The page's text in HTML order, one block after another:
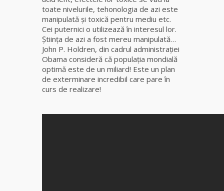
Morgana,
magiei
negre
Tămăduitoarea
Elena
toate nivelurile, tehonologia de azi este
manipulată şi toxică pentru mediu etc.
Cei puternici o utilizează în interesul lor.
Ştiinţa de azi a fost mereu manipulată…
John P. Holdren, din cadrul administraţiei
Obama consideră că populaţia mondială
optimă este de un miliard! Este un plan
de exterminare incredibil care pare în
curs de realizare!